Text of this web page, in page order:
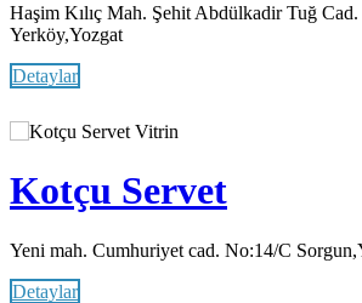
Haşim Kılıç Mah. Şehit Abdülkadir Tuğ
Yerköy,Yozgat
Detaylar
Vitrin
Kotçu Servet
Yeni mah. Cumhuriyet cad. No:14/C
Detaylar